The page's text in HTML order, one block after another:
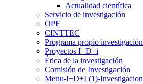
Actualidad científica
Servicio de investigación
OPE
CINTTEC
Programa propio investigación
Proyectos I+D+i
Ética de la investigación
Comisión de Investigación
Menu-I+D+I (1)-Investigacion